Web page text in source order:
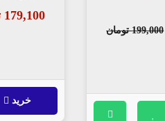
199,000 تومان
179,100 تومان
خرید